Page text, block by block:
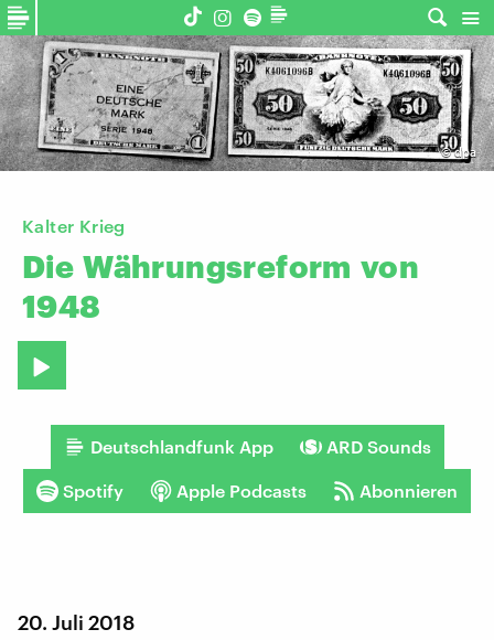
©dpa
Kalter Krieg
Die Währungsreform von
1948
Deutschlandfunk App ARD Sounds
Spotify Apple Podcasts Abonnieren
20. Juli 2018